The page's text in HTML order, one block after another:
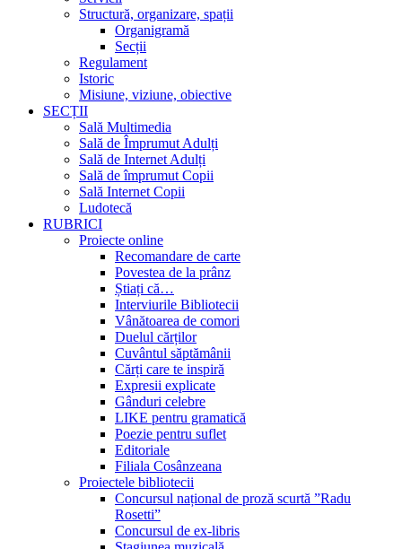
Structură, organizare, spații
Organigramă
Secții
Regulament
Istoric
Misiune, viziune, obiective
SECȚII
Sală Multimedia
Sală de Împrumut Adulți
Sală de Internet Adulți
Sală de împrumut Copii
Sală Internet Copii
Ludotecă
RUBRICI
Proiecte online
Recomandare de carte
Povestea de la prânz
Știați că…
Interviurile Bibliotecii
Vânătoarea de comori
Duelul cărților
Cuvântul săptămânii
Cărți care te inspiră
Expresii explicate
Gânduri celebre
LIKE pentru gramatică
Poezie pentru suflet
Editoriale
Filiala Cosânzeana
Proiectele bibliotecii
Concursul național de proză scurtă ”Radu
Rosetti”
Concursul de ex-libris